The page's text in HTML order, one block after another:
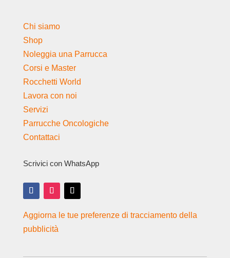
Chi siamo
Shop
Noleggia una Parrucca
Corsi e Master
Rocchetti World
Lavora con noi
Servizi
Parrucche Oncologiche
Contattaci
Scrivici con WhatsApp
Aggiorna le tue preferenze di tracciamento della
pubblicità